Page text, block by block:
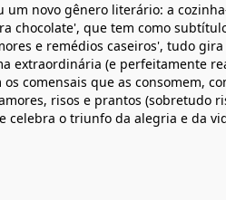
um novo gênero literário: a
chocolate', que tem como
e remédios caseiros', tudo
extraordinária (e perfeitamente
comensais que as consomem,
risos e prantos (sobretudo
celebra o triunfo da alegria e da